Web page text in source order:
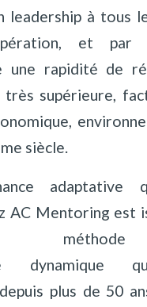
leadership à tous
et par
une rapidité de
très supérieure,
siècle.
adaptative
AC Mentoring est
dynamique
plus de 50